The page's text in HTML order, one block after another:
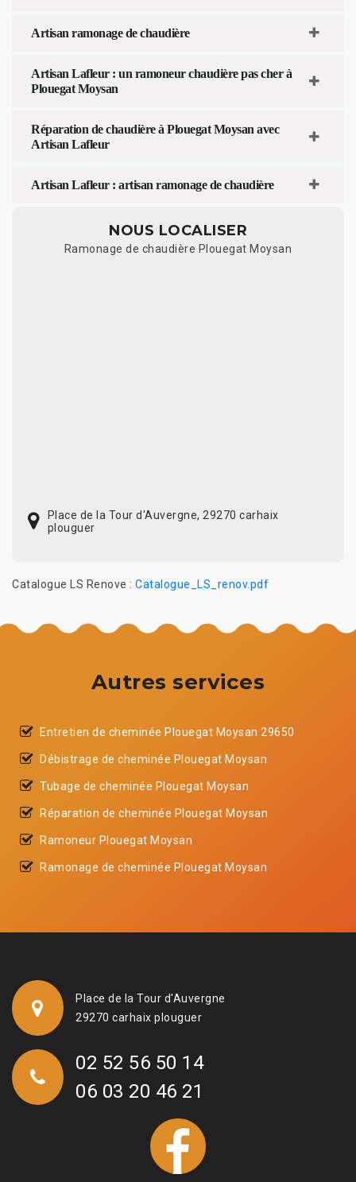
Artisan ramonage de chaudière
Artisan Lafleur : un ramoneur chaudière pas cher à
Plouegat Moysan
Réparation de chaudière à Plouegat Moysan avec
Artisan Lafleur
Artisan Lafleur : artisan ramonage de chaudière
NOUS LOCALISER
Ramonage de chaudière Plouegat Moysan
Place de la Tour d'Auvergne, 29270 carhaix
plouguer
Catalogue LS Renove : Catalogue_LS_renov.pdf
Autres services
Entretien de cheminée Plouegat Moysan 29650
Débistrage de cheminée Plouegat Moysan
Tubage de cheminée Plouegat Moysan
Réparation de cheminée Plouegat Moysan
Ramoneur Plouegat Moysan
Ramonage de cheminée Plouegat Moysan
Place de la Tour d'Auvergne
29270 carhaix plouguer
02 52 56 50 14
06 03 20 46 21